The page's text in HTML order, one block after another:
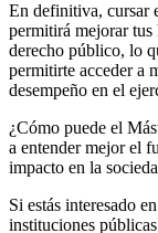
En definitiva, cursar
permitirá mejorar
derecho público, lo
permitirte acceder a
desempeño en el
¿Cómo puede el
a entender mejor el
impacto en la
Si estás interesado
instituciones